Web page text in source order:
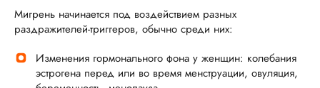
Мигрень начинается под воздействием разных
раздражителей-триггеров, обычно среди них:
Изменения гормонального фона у женщин: колебания
эстрогена перед или во время менструации, овуляция,